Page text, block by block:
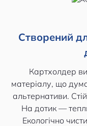
Створений
Картхолдер
матеріалу, що
альтернативи.
На дотик —
Екологічно